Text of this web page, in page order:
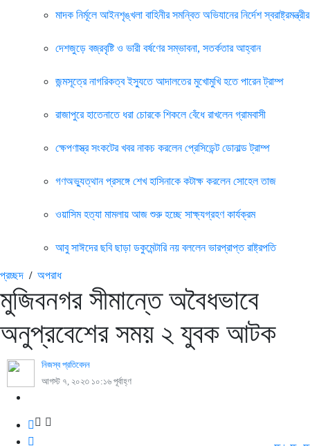
মাদক নির্মূলে আইনশৃঙ্খলা বাহিনীর সমন্বিত অভিযানের নির্দেশ স্বরাষ্ট্রমন্ত্রীর
দেশজুড়ে বজ্রবৃষ্টি ও ভারী বর্ষণের সম্ভাবনা, সতর্কতার আহ্বান
জন্মসূত্রে নাগরিকত্ব ইস্যুতে আদালতের মুখোমুখি হতে পারেন ট্রাম্প
রাজাপুরে হাতেনাতে ধরা চোরকে শিকলে বেঁধে রাখলেন গ্রামবাসী
ক্ষেপণাস্ত্র সংকটের খবর নাকচ করলেন প্রেসিডেন্ট ডোনাল্ড ট্রাম্প
গণঅভ্যুত্থান প্রসঙ্গে শেখ হাসিনাকে কটাক্ষ করলেন সোহেল তাজ
ওয়াসিম হত্যা মামলায় আজ শুরু হচ্ছে সাক্ষ্যগ্রহণ কার্যক্রম
আবু সাঈদের ছবি ছাড়া ডকুমেন্টারি নয় বললেন ভারপ্রাপ্ত রাষ্ট্রপতি
প্রচ্ছদ / অপরাধ
মুজিবনগর সীমান্তে অবৈধভাবে
অনুপ্রবেশের সময় ২ যুবক আটক
নিজস্ব প্রতিবেদন
আগস্ট ৭, ২০২৩ ১০:১৬ পূর্বাহ্ণ